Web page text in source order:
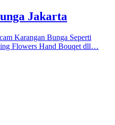
Jakarta
Karangan Bunga Seperti
Flowers Hand Bouqet dll…